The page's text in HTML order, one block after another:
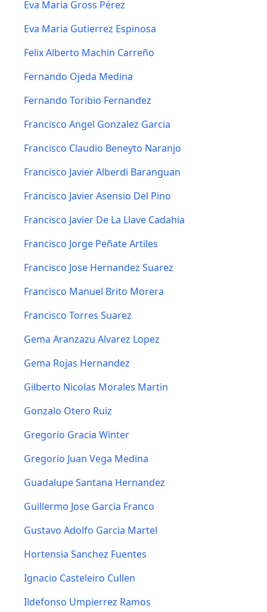
Eva Maria Gross Pérez
Eva Maria Gutierrez Espinosa
Felix Alberto Machin Carreño
Fernando Ojeda Medina
Fernando Toribio Fernandez
Francisco Angel Gonzalez Garcia
Francisco Claudio Beneyto Naranjo
Francisco Javier Alberdi Baranguan
Francisco Javier Asensio Del Pino
Francisco Javier De La Llave Cadahia
Francisco Jorge Peñate Artiles
Francisco Jose Hernandez Suarez
Francisco Manuel Brito Morera
Francisco Torres Suarez
Gema Aranzazu Alvarez Lopez
Gema Rojas Hernandez
Gilberto Nicolas Morales Martin
Gonzalo Otero Ruiz
Gregorio Gracia Winter
Gregorio Juan Vega Medina
Guadalupe Santana Hernandez
Guillermo Jose Garcia Franco
Gustavo Adolfo Garcia Martel
Hortensia Sanchez Fuentes
Ignacio Casteleiro Cullen
Ildefonso Umpierrez Ramos